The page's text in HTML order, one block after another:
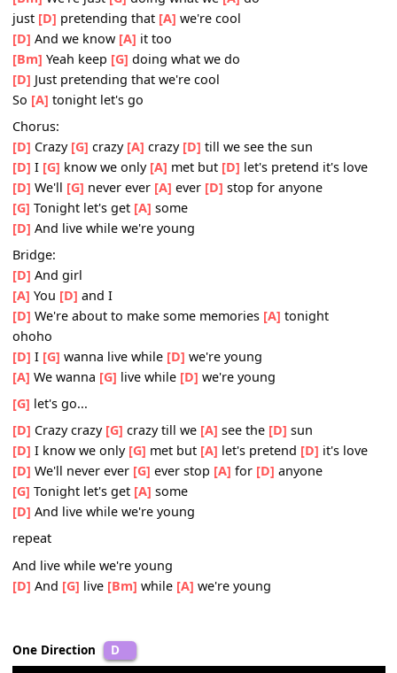
[D] It's now or[D] never
Don't over[G]think just let it
[D]And if we[G]get[D]together
[D]get[G]toge-[D]ther
[D]Don't let [G]the pictures
[Bm]
We're just [G]doing what we
do
just [D] pretending that[A] we're cool
[D] And we know[A] it too
[Bm]Yeah keep[G]doing what we do
[D] Just pretending that we're cool
So[A]tonight let's go
Chorus:
[D] Crazy [G]crazy
[D] I[G]know we only[A]met but[D]let's pretend it's
[D] We'll never ever[A] ever
[G] Tonight let's get[A]some
And live while we're young
Bridge:
[D] And girl
[A] You [D]and I
[D]We're about to make some memories
ohoho
[D]I[G]
[A]We wanna[G]live while
[G] let's go...
[D]
I know we only
[D]We'll never ever[G]ever stop[A]for[D]anyone